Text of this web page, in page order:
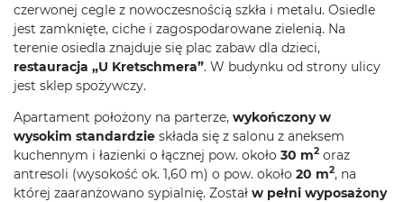
czerwonej cegle z nowoczesnością szkła i metalu. Osiedle
jest zamknięte, ciche i zagospodarowane zielenią. Na
terenie osiedla znajduje się plac zabaw dla dzieci,
restauracja „U Kretschmera”. W budynku od strony ulicy
jest sklep spożywczy.
Apartament położony na parterze, wykończony w
wysokim standardzie składa się z salonu z aneksem
kuchennym i łazienki o łącznej pow. około 30 m2 oraz
antresoli (wysokość ok. 1,60 m) o pow. około 20 m2, na
której zaaranżowano sypialnię. Został w pełni wyposażony